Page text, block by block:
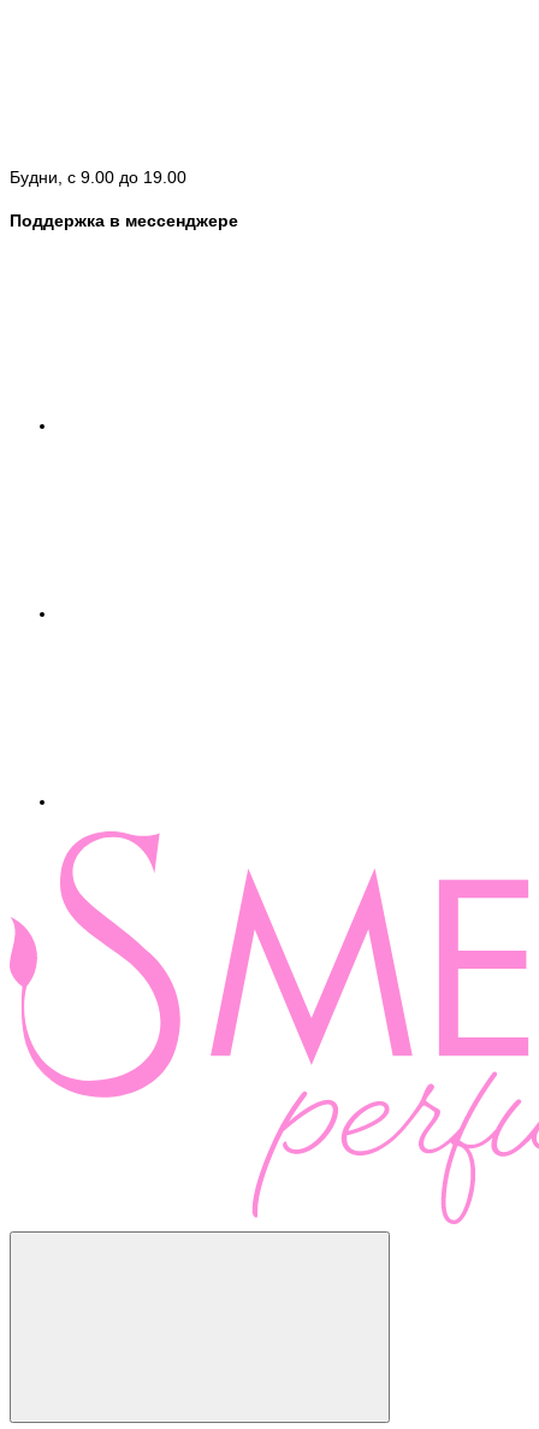
Будни, с 9.00 до 19.00
Поддержка в мессенджере